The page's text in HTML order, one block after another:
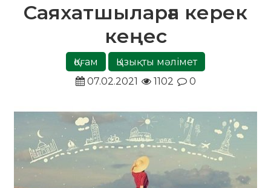
Саяхатшыларға керек
кеңес
Қоғам
Қызықты мәлімет
07.02.2021
1102 0